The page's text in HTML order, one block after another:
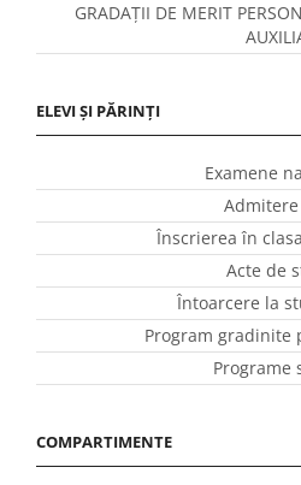
GRADAȚII DE MERIT
ELEVI ȘI PĂRINȚI
Examene
Înscrierea în
Acte de
Întoarcere la
Program gradinite
Programe
COMPARTIMENTE